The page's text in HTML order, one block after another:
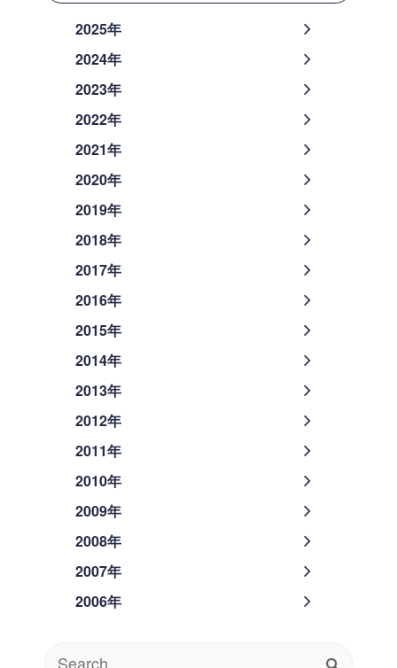
2025年
2024年
2023年
2022年
2021年
2020年
2019年
2018年
2017年
2016年
2015年
2014年
2013年
2012年
2011年
2010年
2009年
2008年
2007年
2006年